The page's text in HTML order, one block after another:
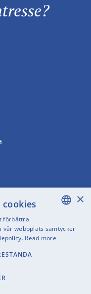
ENGLISH
SWEDISH
×
förbättra
vår webbplats samtycker
Read more